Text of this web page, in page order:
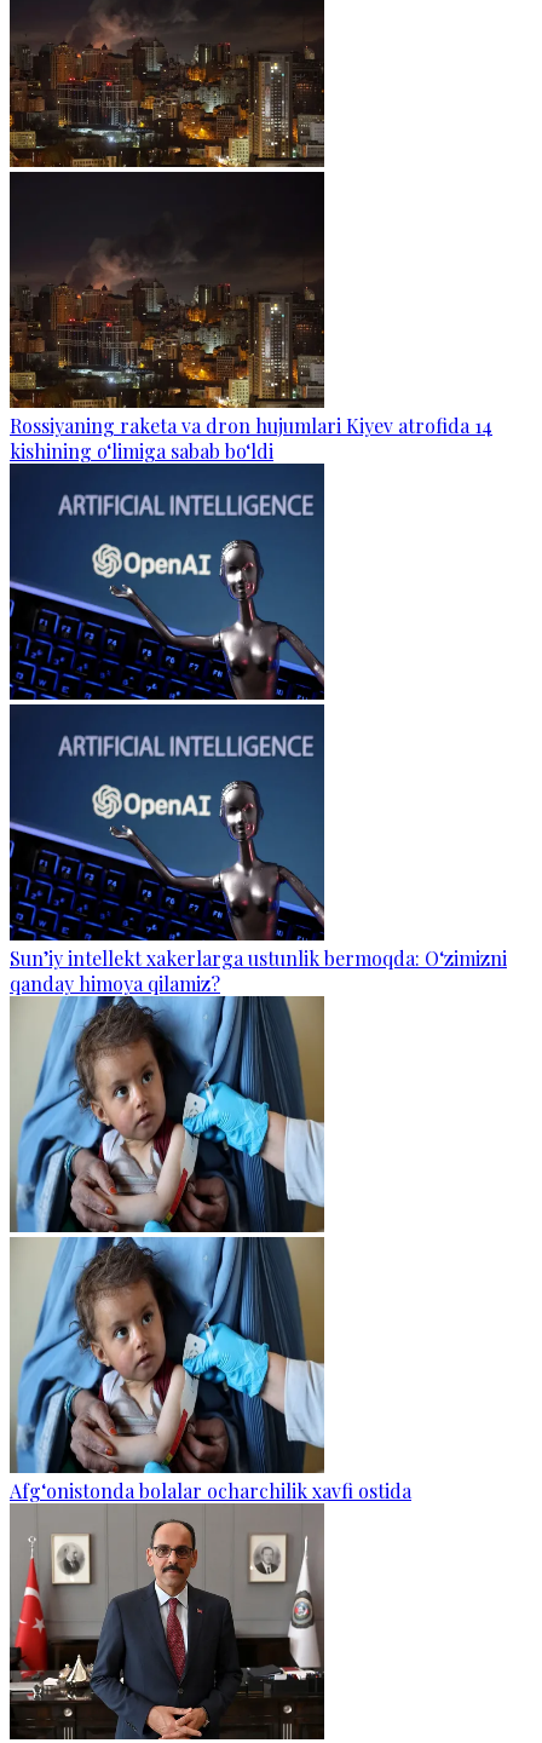
Rossiyaning raketa va dron hujumlari Kiyev atrofida 14
kishining o‘limiga sabab bo‘ldi
Sun’iy intellekt xakerlarga ustunlik bermoqda: O‘zimizni
qanday himoya qilamiz?
Afg‘onistonda bolalar ocharchilik xavfi ostida